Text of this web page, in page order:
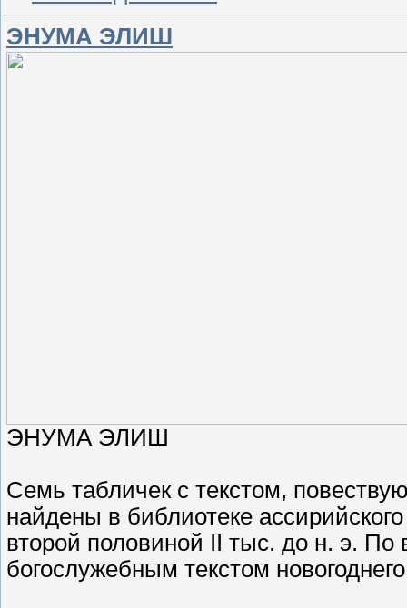
ЭНУМА ЭЛИШ
ЭНУМА ЭЛИШ
Семь табличек с текстом,
найдены в библиотеке
второй половиной II тыс. до н. э. По
богослужебным текстом